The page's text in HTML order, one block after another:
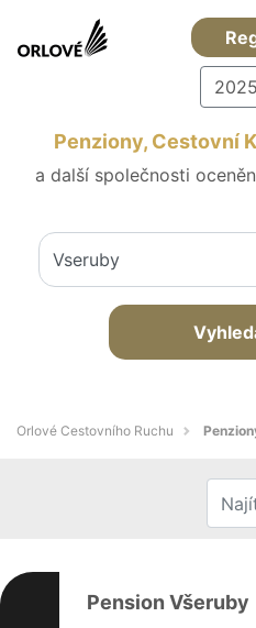
2025
Penziony, Cestovní
a další společnosti
Orlové Cestovního Ruchu
Pension Všeruby